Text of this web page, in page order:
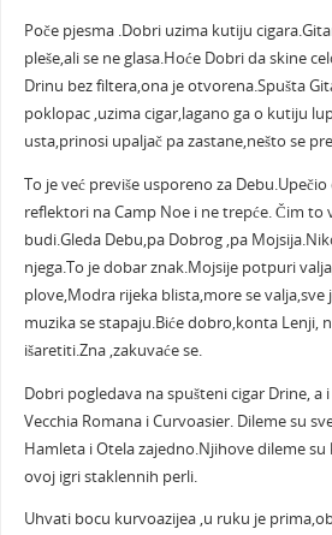
Poče pjesma .Dobri uzima kutiju
pleše,ali se ne glasa.Hoće Dobri da skine
Drinu bez filtera,ona je otvorena.Spušta
poklopac ,uzima cigar,lagano ga o kutiju
usta,prinosi upaljač pa zastane,nešto se
To je već previše usporeno za
reflektori na Camp Noe i ne trepće. Čim to
budi.Gleda Debu,pa Dobrog ,pa
njega.To je dobar znak.Mojsije potpuri
plove,Modra rijeka blista,more se valja,sve
muzika se stapaju.Biće dobro,konta Lenji,
išaretiti.Zna ,zakuvaće se.
Dobri pogledava na spušteni cigar Drine, a
Vecchia Romana i Curvoasier. Dileme su
Hamleta i Otela zajedno.Njihove dileme
ovoj igri staklennih perli.
Uhvati bocu kurvoazijea ,u ruku je